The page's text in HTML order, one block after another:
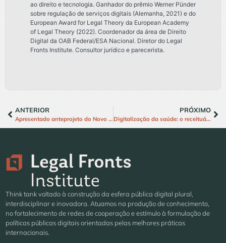
ao direito e tecnologia. Ganhador do prêmio Werner Pünder
sobre regulação de serviços digitais (Alemanha, 2021) e do
European Award for Legal Theory da European Academy
of Legal Theory (2022). Coordenador da área de Direito
Digital da OAB Federal/ESA Nacional. Diretor do Legal
Fronts Institute. Consultor jurídico e parecerista.
ANTERIOR
Apresentado anteprojeto do Novo Código Civil com enfoque no livro de Direito Digital
PRÓXIMO
Digitalização da saúde: o receituário eletrônico alemão
Think tank voltado à construção da esfera pública digital plural,
interdisciplinar e inovadora. Atuamos na produção de conhecimento,
no fortalecimento de redes de cooperação e estímulo à formulação de
políticas públicas digitais orientadas pelas melhores práticas
internacionais.